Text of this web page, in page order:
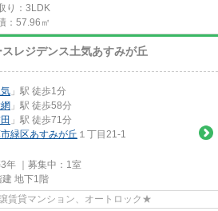
り：3LDK
：57.96㎡
レジデンス土気あすみが丘
」駅 徒歩1分
」駅 徒歩58分
」駅 徒歩71分
緑区あすみが丘 １丁目21-1
年 ｜募集中： 1室
地下1階
賃貸マンション、オートロック★